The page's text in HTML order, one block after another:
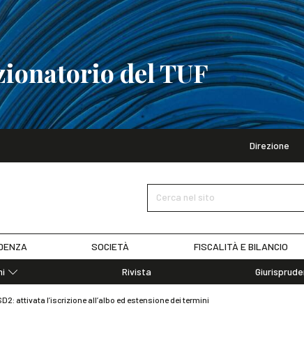
del TUF
Direzione
Cerca nel sito
SOCIETÀ FISCALITÀ E BILANCIO
Rivista
attivata l’iscrizione all’albo ed estensione dei termini